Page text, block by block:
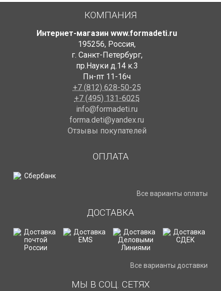
КОМПАНИЯ
Интернет-магазин www.formadeti.ru
195256, Россия,
г. Санкт-Петербург,
пр.Науки д.14 к.3
Пн-пт 11-16ч
+7 (812) 628-50-25
+7 (495) 131-6025
info@formadeti.ru
forma.deti@yandex.ru
Отзывы покупателей
ОПЛАТА
Все варианты оплаты
ДОСТАВКА
Все варианты доставки
МЫ В СОЦ. СЕТЯХ